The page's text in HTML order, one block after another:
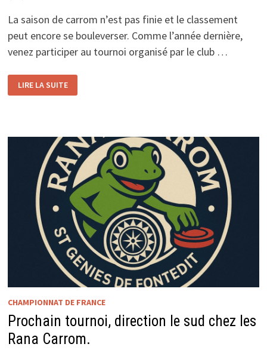
La saison de carrom n’est pas finie et le classement
peut encore se bouleverser. Comme l’année dernière,
venez participer au tournoi organisé par le club …
CARROMBOLAGE
LE
2026
LIRE LA SUITE
CHAMPIONNAT DE FRANCE
Prochain tournoi, direction le sud chez les
Rana Carrom.